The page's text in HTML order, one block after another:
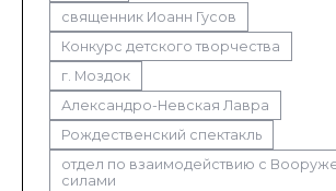
священник Иоанн Гусов
Конкурс детского творчества
г. Моздок
Александро-Невская Лавра
Рождественский спектакль
отдел по взаимодействию с
силами